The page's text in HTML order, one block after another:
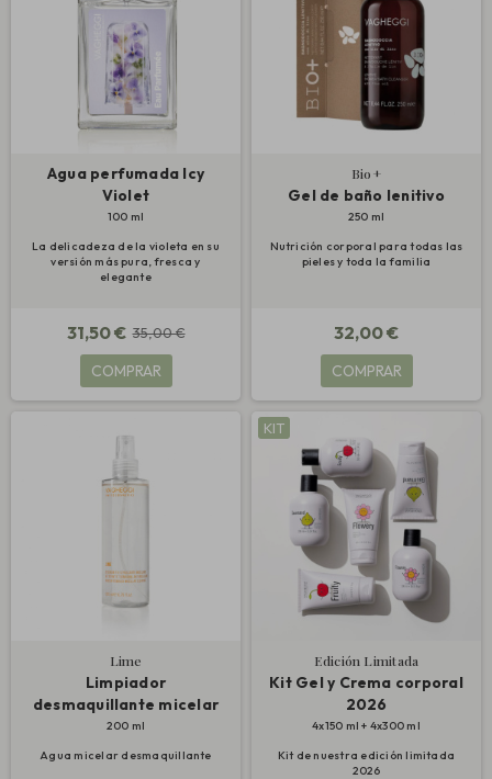
Agua perfumada Icy
Violet
100 ml
La delicadeza de la violeta en su
versión más pura, fresca y
elegante
31,50 € 35,00 €
COMPRAR
Bio+
Gel de baño lenitivo
250 ml
Nutrición corporal para todas las
pieles y toda la familia
32,00 €
COMPRAR
Lime
Limpiador
desmaquillante micelar
200 ml
Agua micelar desmaquillante
KIT
Edición Limitada
Kit Gel y Crema corporal
2026
4x150 ml + 4x300 ml
Kit de nuestra edición limitada
2026